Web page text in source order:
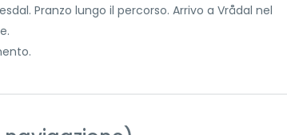
Pranzo lungo il percorso. Arrivo a Vrådal nel